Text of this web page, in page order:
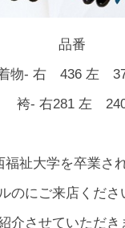
品番
物- 右 436 左
袴- 右281 左
福祉大学を卒業さ
のにご来店くださ
介させていただ